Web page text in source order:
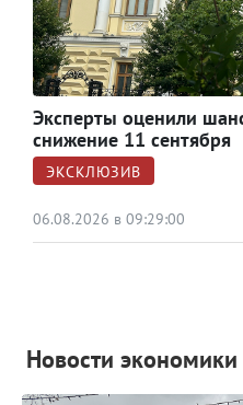
Эксперты оценили
снижение 11 сентября
ЭКСКЛЮЗИВ
06.08.2026 в 09:29:00
Новости экономики